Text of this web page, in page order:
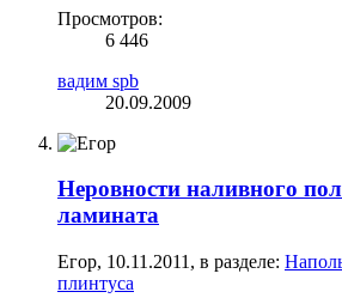
Просмотров:
6 446
вадим spb
20.09.2009
Неровности наливного
ламината
Егор, 10.11.2011 , в разделе:
плинтуса